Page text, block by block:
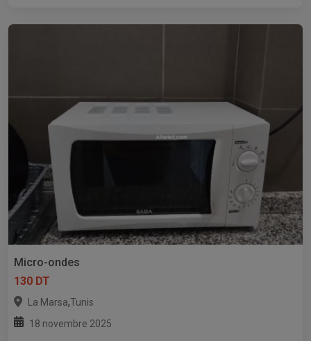
Micro-ondes
130 DT
La Marsa,Tunis
18 novembre 2025